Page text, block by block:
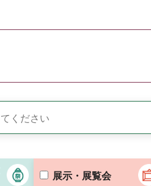
展示・展覧会